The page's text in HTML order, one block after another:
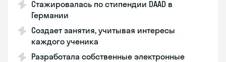
Стажировалась по стипендии DAAD в
Германии
Создает занятия, учитывая интересы
каждого ученика
Разработала собственные электронные